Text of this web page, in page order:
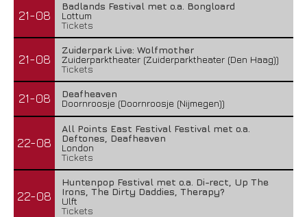
21-08
Badlands Festival met o.a. Bongloard
Lottum
Tickets
21-08
Zuiderpark Live: Wolfmother
Zuiderparktheater (Zuiderparktheater (Den Haag))
Tickets
21-08
Deafheaven
Doornroosje (Doornroosje (Nijmegen))
22-08
All Points East Festival Festival met o.a.
Deftones, Deafheaven
London
Tickets
22-08
Huntenpop Festival met o.a. Di-rect, Up The
Irons, The Dirty Daddies, Therapy?
Ulft
Tickets